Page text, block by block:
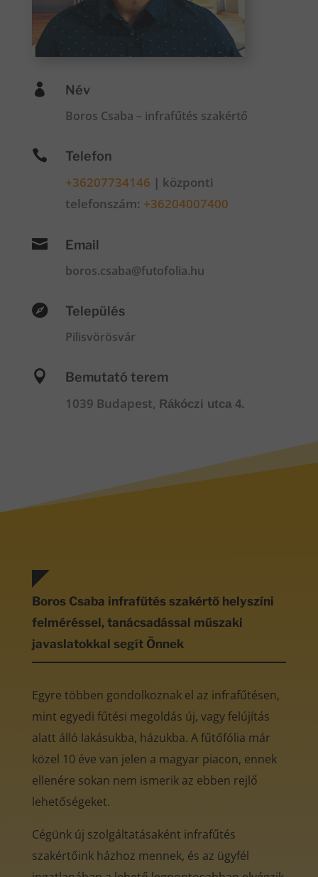
 Név
Boros Csaba – infrafűtés szakértő
 Telefon
+36207734146 | központi
telefonszám: +36204007400
 Email
boros.csaba@futofolia.hu
 Település
Pilisvörösvár
 Bemutató terem
1039 Budapest, Rákóczi utca 4.
Boros Csaba infrafűtés szakértő helyszíni
felméréssel, tanácsadással műszaki
javaslatokkal segít Önnek
Egyre többen gondolkoznak el az infrafűtésen,
mint egyedi fűtési megoldás új, vagy felújítás
alatt álló lakásukba, házukba. A fűtőfólia már
közel 10 éve van jelen a magyar piacon, ennek
ellenére sokan nem ismerik az ebben rejlő
lehetőségeket.
Cégünk új szolgáltatásaként infrafűtés
szakértőink házhoz mennek, és az ügyfél